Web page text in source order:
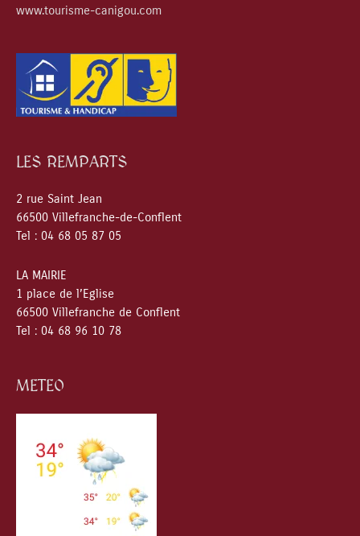
www.tourisme-canigou.com
LES REMPARTS
2 rue Saint Jean
66500 Villefranche-de-Conflent
Tel : 04 68 05 87 05
LA MAIRIE
1 place de l’Eglise
66500 Villefranche de Conflent
Tel : 04 68 96 10 78
METEO